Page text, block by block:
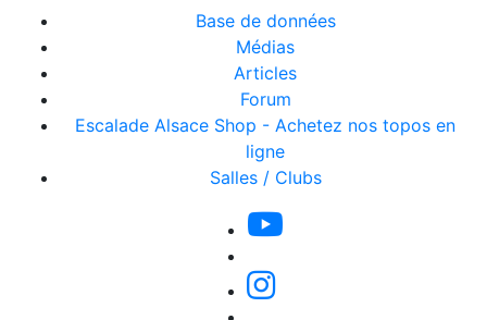
Base de données
Médias
Articles
Forum
Escalade Alsace Shop - Achetez nos topos en
ligne
Salles / Clubs